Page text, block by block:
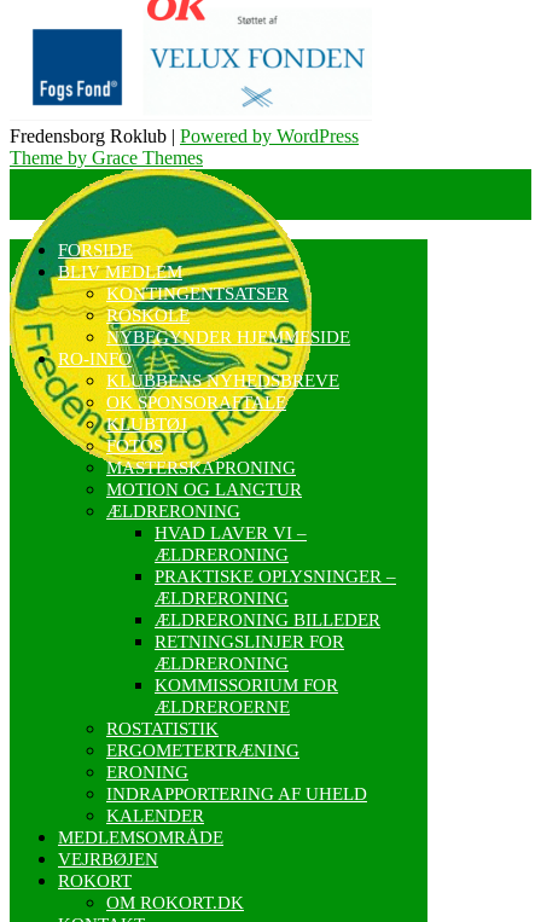
Fredensborg Roklub | Powered by WordPress
Theme by Grace Themes
FORSIDE
BLIV MEDLEM
KONTINGENTSATSER
ROSKOLE
NYBEGYNDER HJEMMESIDE
RO-INFO
KLUBBENS NYHEDSBREVE
OK SPONSORAFTALE
KLUBTØJ
FOTOS
MASTERSKAPRONING
MOTION OG LANGTUR
ÆLDRERONING
HVAD LAVER VI –
ÆLDRERONING
PRAKTISKE OPLYSNINGER –
ÆLDRERONING
ÆLDRERONING BILLEDER
RETNINGSLINJER FOR
ÆLDRERONING
KOMMISSORIUM FOR
ÆLDREROERNE
ROSTATISTIK
ERGOMETERTRÆNING
ERONING
INDRAPPORTERING AF UHELD
KALENDER
MEDLEMSOMRÅDE
VEJRBØJEN
ROKORT
OM ROKORT.DK